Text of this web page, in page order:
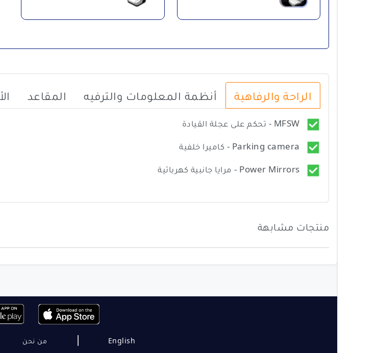
الراحة والرفاهية أنظمة المعلومات والترفيه المقاعد
MFSW - تحكم على عجلة القيادة
Parking camera - كاميرا خلفية
Power Mirrors - مرايا جانبية كهربائية
منتجات مشابهة
English
| من نحن